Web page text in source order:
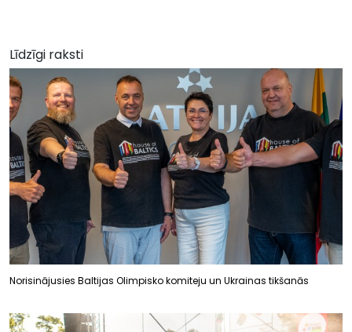
Līdzīgi raksti
Norisinājusies Baltijas Olimpisko komiteju un Ukrainas tikšanās